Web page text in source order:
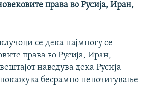
права во Русија, Иран,
се дека најмногу се
права во Русија, Иран,
наведува дека Русија
бесрамно непочитување